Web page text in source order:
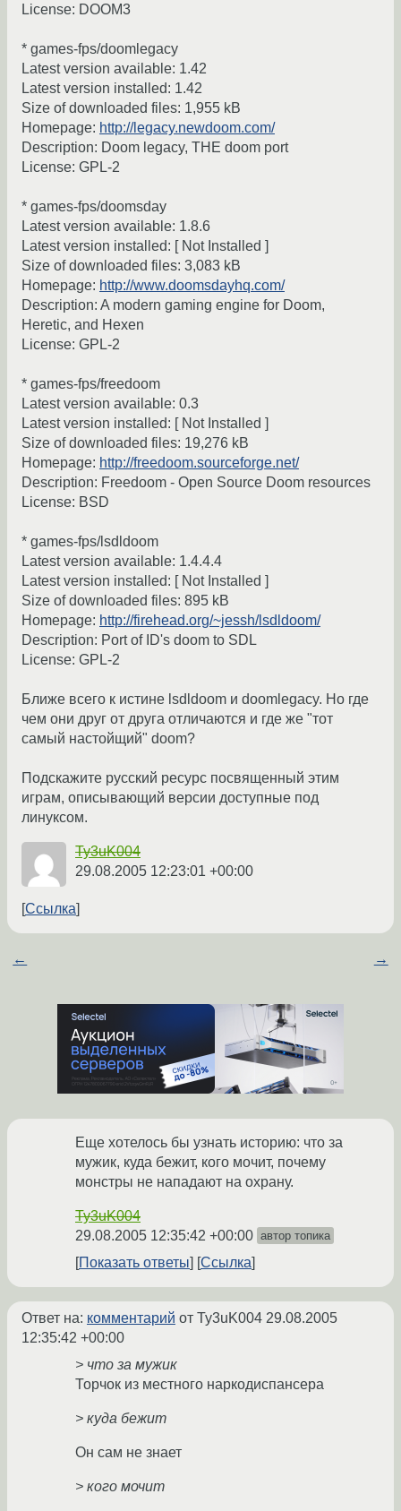
License: DOOM3
* games-fps/doomlegacy
Latest version available: 1.42
Latest version installed: 1.42
Size of downloaded files: 1,955 kB
Homepage: http://legacy.newdoom.com/
Description: Doom legacy, THE doom port
License: GPL-2
* games-fps/doomsday
Latest version available: 1.8.6
Latest version installed: [ Not Installed ]
Size of downloaded files: 3,083 kB
Homepage: http://www.doomsdayhq.com/
Description: A modern gaming engine for Doom,
Heretic, and Hexen
License: GPL-2
* games-fps/freedoom
Latest version available: 0.3
Latest version installed: [ Not Installed ]
Size of downloaded files: 19,276 kB
Homepage: http://freedoom.sourceforge.net/
Description: Freedoom - Open Source Doom resources
License: BSD
* games-fps/lsdldoom
Latest version available: 1.4.4.4
Latest version installed: [ Not Installed ]
Size of downloaded files: 895 kB
Homepage: http://firehead.org/~jessh/lsdldoom/
Description: Port of ID's doom to SDL
License: GPL-2
Ближе всего к истине lsdldoom и doomlegacy. Но где
чем они друг от друга отличаются и где же "тот
самый настойщий" doom?
Подскажите русский ресурс посвященный этим
играм, описывающий версии доступные под
линуксом.
Ty3uK004
29.08.2005 12:23:01 +00:00
Ссылка
← →
Еще хотелось бы узнать историю: что за
мужик, куда бежит, кого мочит, почему
монстры не нападают на охрану.
Ty3uK004
29.08.2005 12:35:42 +00:00 автор топика
Показать ответы Ссылка
Ответ на: комментарий от Ty3uK004 29.08.2005
12:35:42 +00:00
> что за мужик
Торчок из местного наркодиспансера
> куда бежит
Он сам не знает
> кого мочит